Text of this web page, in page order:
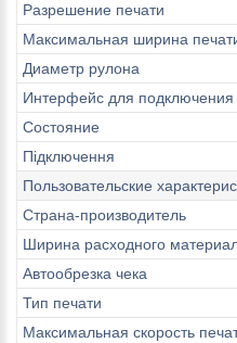
Разрешение печати
Максимальная ширина
Диаметр рулона
Интерфейс для подключения
Состояние
Підключення
Пользовательские
Страна-производитель
Ширина расходного
Автообрезка чека
Тип печати
Максимальная скорость